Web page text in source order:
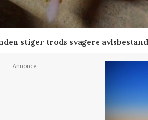
stiger trods svagere avlsbestand
Annonce